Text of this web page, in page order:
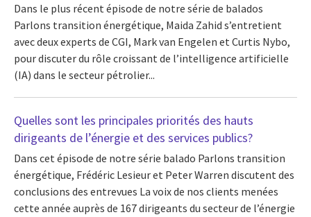
Dans le plus récent épisode de notre série de balados
Parlons transition énergétique, Maida Zahid s’entretient
avec deux experts de CGI, Mark van Engelen et Curtis Nybo,
pour discuter du rôle croissant de l’intelligence artificielle
(IA) dans le secteur pétrolier...
Quelles sont les principales priorités des hauts
dirigeants de l’énergie et des services publics?
Dans cet épisode de notre série balado Parlons transition
énergétique, Frédéric Lesieur et Peter Warren discutent des
conclusions des entrevues La voix de nos clients menées
cette année auprès de 167 dirigeants du secteur de l’énergie